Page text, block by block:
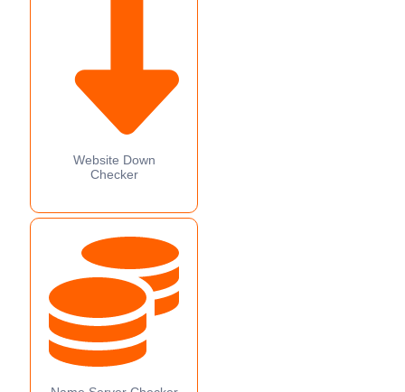
Website Down
Checker